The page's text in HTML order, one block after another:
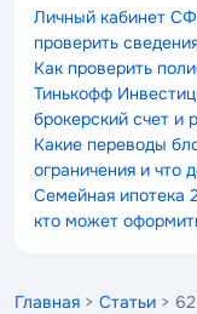
Личный кабинет
проверить
Как проверить
Тинькофф
брокерский счет и
Какие переводы
ограничения и что
Семейная ипотека
кто может
Главная > Статьи >